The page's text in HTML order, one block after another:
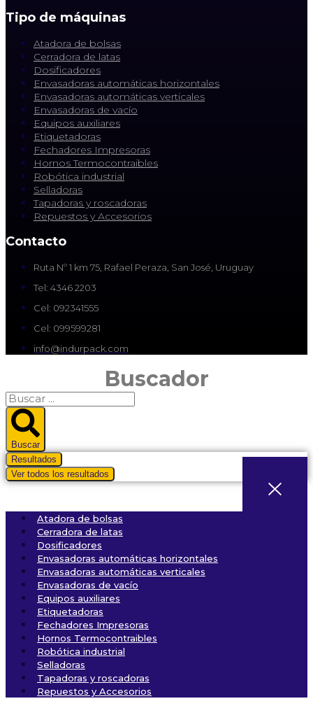
Tipo de máquinas
Atadora de bolsas
Cerradora de latas
Dosificadores
Envasadoras automáticas horizontales
Envasadoras automáticas verticales
Envasadoras de vacío
Equipos auxiliares
Etiquetadoras
Fechadores Impresoras
Hornos Termocontraibles
Robótica industrial
Selladoras
Tapadoras y roscadoras
Repuestos y Accesorios
Contacto
Ruta Nº 1 km 75, Rafael Peraza, San José, Uruguay
Tel: 4346 2203
Cel: 092341555
Cel: 099599281
info@indurpack.com
Buscador
Search
...
Buscar
Resultados
Ver todos los resultados
Atadora de bolsas
Cerradora de latas
Dosificadores
Envasadoras automáticas horizontales
Envasadoras automáticas verticales
Envasadoras de vacío
Equipos auxiliares
Etiquetadoras
Fechadores Impresoras
Hornos Termocontraibles
Robótica industrial
Selladoras
Tapadoras y roscadoras
Repuestos y Accesorios